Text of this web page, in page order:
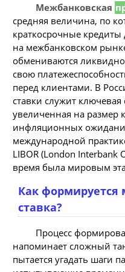
Межбанковская
средняя величина, по
краткосрочные кредиты
на межбанковском
обмениваются
свою
перед клиентами. В
ставки служит
увеличенная на размер
инфляционных
международной
LIBOR (London Interbank
время была мировым
Как формируется
ставка?
Процесс
напоминает сложный
пытается угадать шаги